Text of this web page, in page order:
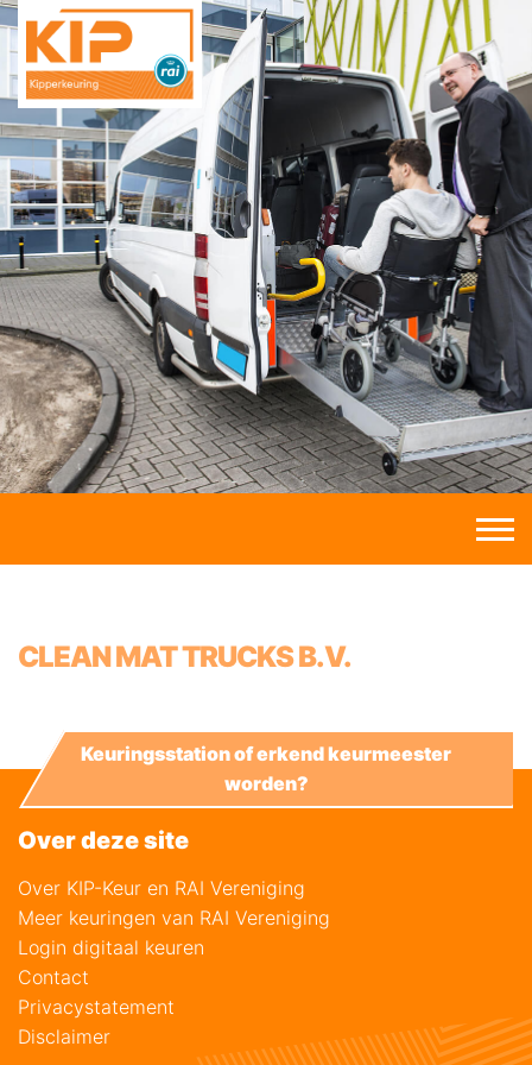
CLEAN MAT TRUCKS B.V.
Over deze site
Over KIP-Keur en RAI Vereniging
Meer keuringen van RAI Vereniging
Login digitaal keuren
Contact
Privacystatement
Disclaimer
Keuringsstation of erkend keurmeester
worden?